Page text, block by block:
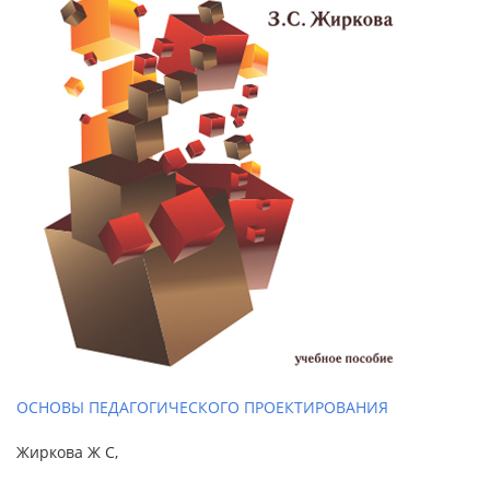
ОСНОВЫ ПЕДАГОГИЧЕСКОГО ПРОЕКТИРОВАНИЯ
Жиркова Ж С,